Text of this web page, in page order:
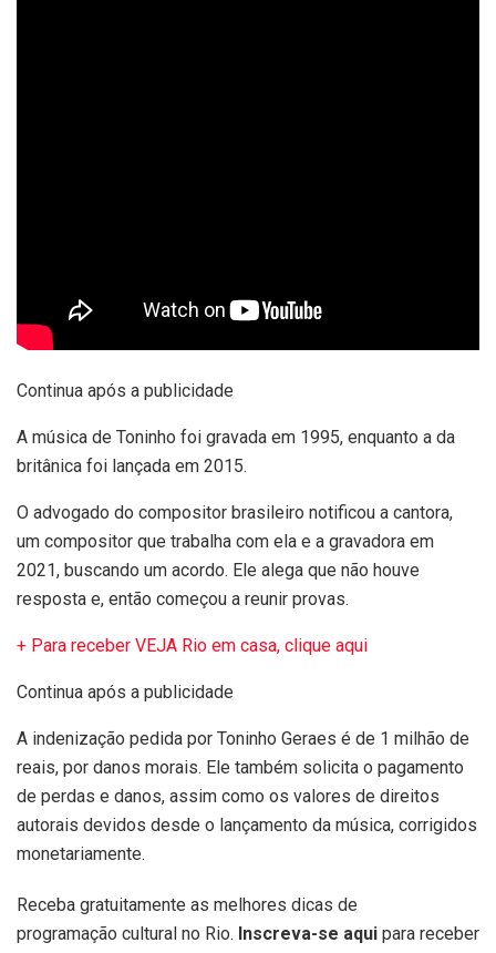
Continua após a publicidade
A música de Toninho foi gravada em 1995, enquanto a da
britânica foi lançada em 2015.
O advogado do compositor brasileiro notificou a cantora,
um compositor que trabalha com ela e a gravadora em
2021, buscando um acordo. Ele alega que não houve
resposta e, então começou a reunir provas.
+ Para receber VEJA Rio em casa, clique aqui
Continua após a publicidade
A indenização pedida por Toninho Geraes é de 1 milhão de
reais, por danos morais. Ele também solicita o pagamento
de perdas e danos, assim como os valores de direitos
autorais devidos desde o lançamento da música, corrigidos
monetariamente.
Receba gratuitamente as melhores dicas de
programação cultural no Rio. Inscreva-se aqui para receber